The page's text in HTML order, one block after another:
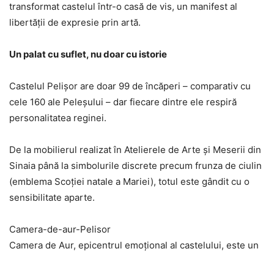
transformat castelul într-o casă de vis, un manifest al
libertății de expresie prin artă.
Un palat cu suflet, nu doar cu istorie
Castelul Pelișor are doar 99 de încăperi – comparativ cu
cele 160 ale Peleșului – dar fiecare dintre ele respiră
personalitatea reginei.
De la mobilierul realizat în Atelierele de Arte și Meserii din
Sinaia până la simbolurile discrete precum frunza de ciulin
(emblema Scoției natale a Mariei), totul este gândit cu o
sensibilitate aparte.
Camera-de-aur-Pelisor
Camera de Aur, epicentrul emoțional al castelului, este un